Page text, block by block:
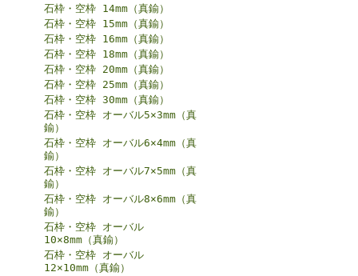
石枠・空枠 14mm（真鍮）
石枠・空枠 15mm（真鍮）
石枠・空枠 16mm（真鍮）
石枠・空枠 18mm（真鍮）
石枠・空枠 20mm（真鍮）
石枠・空枠 25mm（真鍮）
石枠・空枠 30mm（真鍮）
石枠・空枠 オーバル5×3mm（真
鍮）
石枠・空枠 オーバル6×4mm（真
鍮）
石枠・空枠 オーバル7×5mm（真
鍮）
石枠・空枠 オーバル8×6mm（真
鍮）
石枠・空枠 オーバル
10×8mm（真鍮）
石枠・空枠 オーバル
12×10mm（真鍮）